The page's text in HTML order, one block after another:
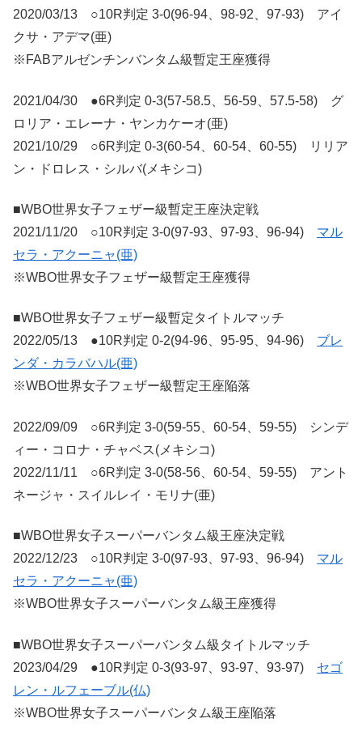
2020/03/13 ○10R判定 3-0(96-94、98-92、97-93) アイ
クサ・アデマ(亜)
※FABアルゼンチンバンタム級暫定王座獲得
2021/04/30 ●6R判定 0-3(57-58.5、56-59、57.5-58) グ
ロリア・エレーナ・ヤンカケーオ(亜)
2021/10/29 ○6R判定 0-3(60-54、60-54、60-55) リリア
ン・ドロレス・シルバ(メキシコ)
■WBO世界女子フェザー級暫定王座決定戦
2021/11/20 ○10R判定 3-0(97-93、97-93、96-94) マル
セラ・アクーニャ(亜)
※WBO世界女子フェザー級暫定王座獲得
■WBO世界女子フェザー級暫定タイトルマッチ
2022/05/13 ●10R判定 0-2(94-96、95-95、94-96) ブレ
ンダ・カラバハル(亜)
※WBO世界女子フェザー級暫定王座陥落
2022/09/09 ○6R判定 3-0(59-55、60-54、59-55) シンデ
ィー・コロナ・チャベス(メキシコ)
2022/11/11 ○6R判定 3-0(58-56、60-54、59-55) アント
ネージャ・スイルレイ・モリナ(亜)
■WBO世界女子スーパーバンタム級王座決定戦
2022/12/23 ○10R判定 3-0(97-93、97-93、96-94) マル
セラ・アクーニャ(亜)
※WBO世界女子スーパーバンタム級王座獲得
■WBO世界女子スーパーバンタム級タイトルマッチ
2023/04/29 ●10R判定 0-3(93-97、93-97、93-97) セゴ
レン・ルフェーブル(仏)
※WBO世界女子スーパーバンタム級王座陥落